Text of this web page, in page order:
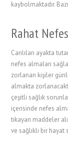
kaybolmaktadır.
Rahat
Canlıları ayakta
nefes almaları
zorlanan kişiler
almakta
çeşitli sağlık
içerisinde nefes
tıkayan maddeler
ve sağlıklı bir